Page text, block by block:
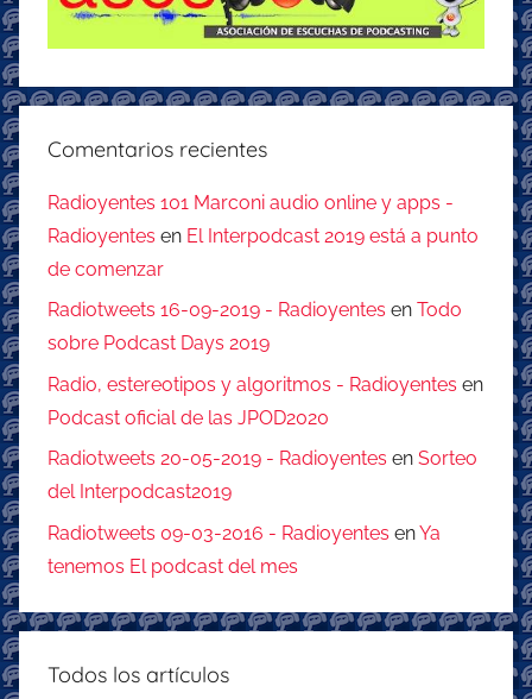
Comentarios recientes
Radioyentes 101 Marconi audio online y apps -
Radioyentes en El Interpodcast 2019 está a punto
de comenzar
Radiotweets 16-09-2019 - Radioyentes en Todo
sobre Podcast Days 2019
Radio, estereotipos y algoritmos - Radioyentes en
Podcast oficial de las JPOD2020
Radiotweets 20-05-2019 - Radioyentes en Sorteo
del Interpodcast2019
Radiotweets 09-03-2016 - Radioyentes enYa
tenemos El podcast del mes
Todos los artículos